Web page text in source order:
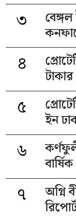
৩
৪
৫
ইন
৬
৭
অগ্নি